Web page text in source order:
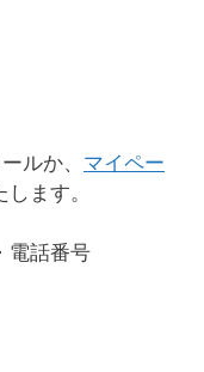
ルか、 マイペー
ます。
話番号